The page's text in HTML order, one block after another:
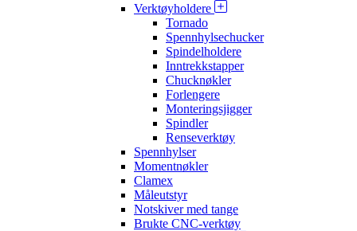
Verktøyholdere
Tornado
Spennhylsechucker
Spindelholdere
Inntrekkstapper
Chucknøkler
Forlengere
Monteringsjigger
Spindler
Renseverktøy
Spennhylser
Momentnøkler
Clamex
Måleutstyr
Notskiver med tange
Brukte CNC-verktøy